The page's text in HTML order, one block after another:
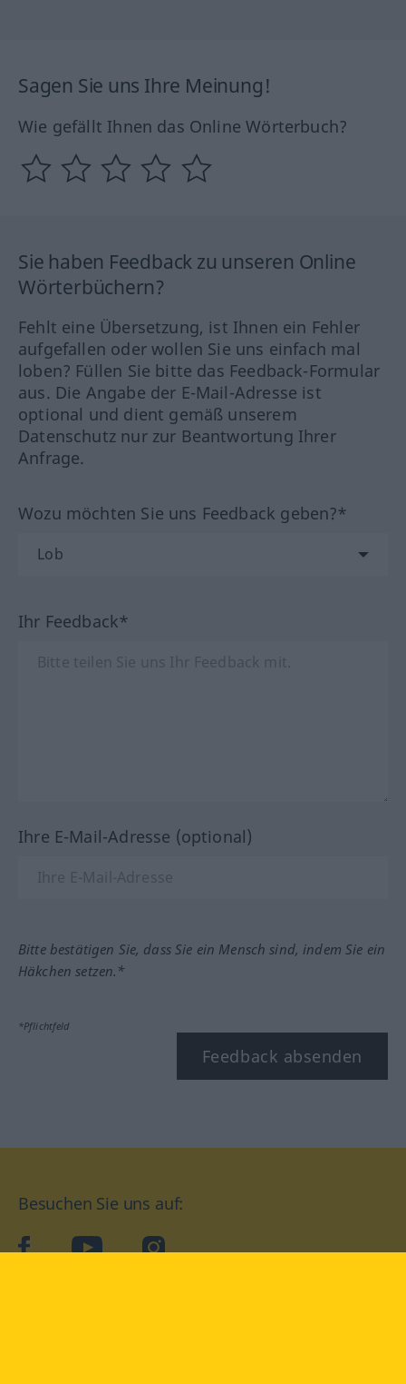
Sagen Sie uns Ihre Meinung!
Wie gefällt Ihnen das Online Wörterbuch?
Sie haben Feedback zu unseren Online
Wörterbüchern?
Fehlt eine Übersetzung, ist Ihnen ein Fehler
aufgefallen oder wollen Sie uns einfach mal
loben? Füllen Sie bitte das Feedback-Formular
aus. Die Angabe der E-Mail-Adresse ist
optional und dient gemäß unserem
Datenschutz nur zur Beantwortung Ihrer
Anfrage.
Wozu möchten Sie uns Feedback geben?*
Ihr Feedback*
Ihre E-Mail-Adresse (optional)
Bitte bestätigen Sie, dass Sie ein Mensch sind, indem Sie ein
Häkchen setzen.*
*Pflichtfeld
Feedback absenden
Besuchen Sie uns auf:
facebookYouTube Instagram